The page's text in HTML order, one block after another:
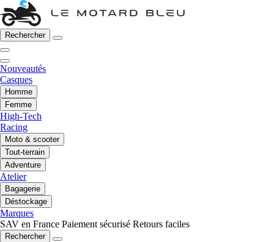
Rechercher
Nouveautés
Casques
Homme
Femme
High-Tech
Racing
Moto & scooter
Tout-terrain
Adventure
Atelier
Bagagerie
Déstockage
Marques
SAV en France Paiement sécurisé Retours faciles
Rechercher